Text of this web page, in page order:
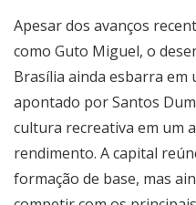
Apesar dos avanços
como Guto Miguel, o
Brasília ainda esbarra
apontado por Santos
cultura recreativa em um
rendimento. A capital
formação de base, mas